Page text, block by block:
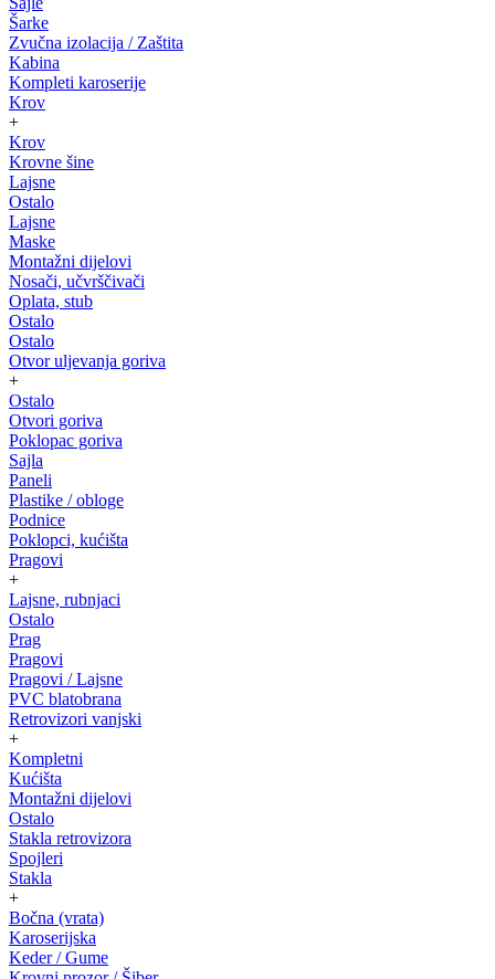
Šarke
Zvučna izolacija / Zaštita
Kabina
Kompleti karoserije
Krov
+
Krov
Krovne šine
Lajsne
Ostalo
Lajsne
Maske
Montažni dijelovi
Nosači, učvrščivači
Oplata, stub
Ostalo
Ostalo
Otvor uljevanja goriva
+
Ostalo
Otvori goriva
Poklopac goriva
Sajla
Paneli
Plastike / obloge
Podnice
Poklopci, kućišta
Pragovi
+
Lajsne, rubnjaci
Ostalo
Prag
Pragovi
Pragovi / Lajsne
PVC blatobrana
Retrovizori vanjski
+
Kompletni
Kućišta
Montažni dijelovi
Ostalo
Stakla retrovizora
Spojleri
Stakla
+
Bočna (vrata)
Karoserijska
Keder / Gume